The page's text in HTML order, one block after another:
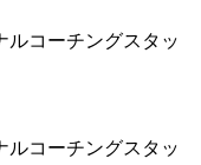
ルコーチングスタッ
ルコーチングスタッ